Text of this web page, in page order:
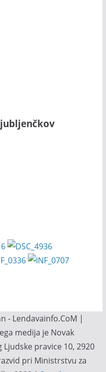
- Lendavainfo.CoM |
medija je Novak
Ljudske pravice 10, 2920
pri Ministrstvu za